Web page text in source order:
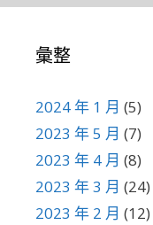
彙整
2024 年 1 月 (5)
2023 年 5 月 (7)
2023 年 4 月 (8)
2023 年 3 月 (24)
2023 年 2 月 (12)